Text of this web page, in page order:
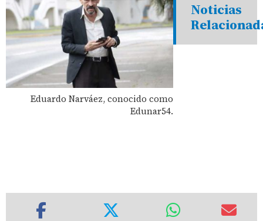
Eduardo Narváez, conocido como
Edunar54.
Noticias